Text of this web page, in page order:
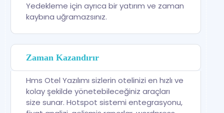
Yedekleme için ayrıca bir yatırım ve zaman
kaybına uğramazsınız.
Zaman Kazandırır
Hms Otel Yazılımı sizlerin otelinizi en hızlı ve
kolay şekilde yönetebileceğiniz araçları
size sunar. Hotspot sistemi entegrasyonu,